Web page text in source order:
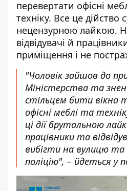
перевертати офісні
техніку. Все це дійство
нецензурною лайкою.
відвідувачі й
приміщення і не
"Чоловік зайшов до
Міністерства та
стільцем бити вікна
офісні меблі та
ці дії брутальною
працівники та
вибігти на вулицю та
поліцію", – йдеться у